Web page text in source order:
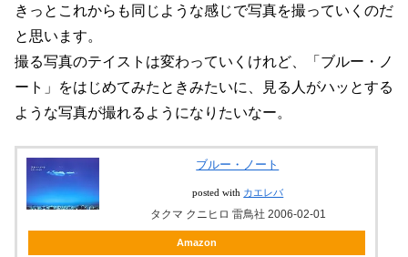
きっとこれからも同じような感じで写真を撮っていくのだ
と思います。
撮る写真のテイストは変わっていくけれど、「ブルー・ノ
ート」をはじめてみたときみたいに、見る人がハッとする
ような写真が撮れるようになりたいなー。
ブルー・ノート
posted with カエレバ
タクマ クニヒロ 雷鳥社 2006-02-01
Amazon